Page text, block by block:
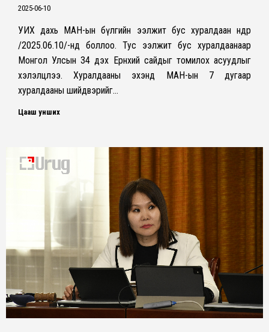
2025-06-10
УИХ дахь МАН-ын бүлгийн ээлжит бус хуралдаан өнөөдөр
/2025.06.10/-нд боллоо. Тус ээлжит бус хуралдаанаар
Монгол Улсын 34 дэх Ерөнхий сайдыг томилох асуудлыг
хэлэлцлээ. Хуралдааны эхэнд МАН-ын 7 дугаар
хуралдааны шийдвэрийг…
Цааш унших